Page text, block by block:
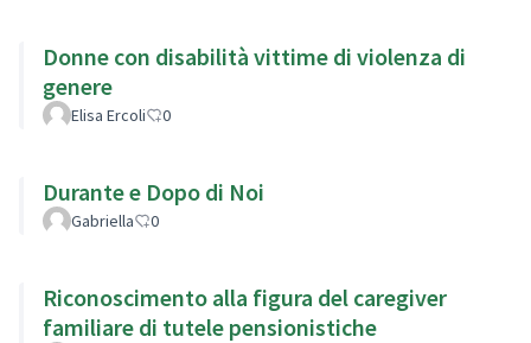
Donne con disabilità vittime di violenza di
genere
Elisa Ercoli 0
Durante e Dopo di Noi
Gabriella 0
Riconoscimento alla figura del caregiver
familiare di tutele pensionistiche